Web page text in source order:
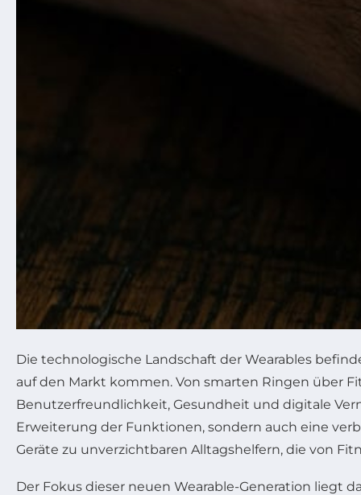
Die technologische Landschaft der Wearables
auf den Markt kommen. Von smarten Ringen über
Benutzerfreundlichkeit, Gesundheit und digitale
Erweiterung der Funktionen, sondern auch eine
Geräte zu unverzichtbaren Alltagshelfern, die von
Der Fokus dieser neuen Wearable-Generation liegt